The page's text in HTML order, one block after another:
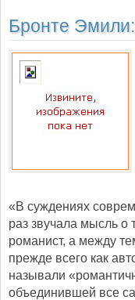
Бронте Эмили:
«В суждениях
раз звучала мысль о
романист, а между
прежде всего как
называли
объединившей все